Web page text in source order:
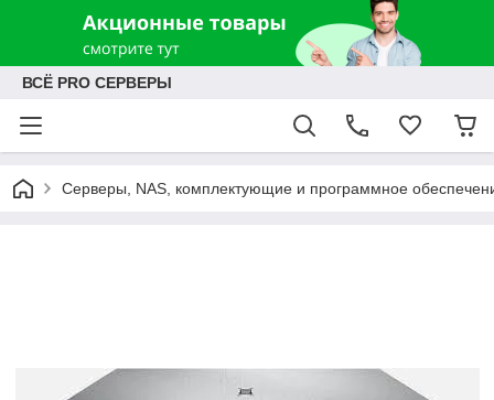
ВСЁ PRO СЕРВЕРЫ
Серверы, NAS, комплектующие и программное